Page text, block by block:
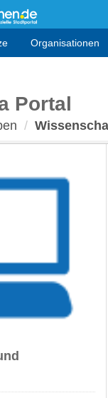
Organisationen
Portal